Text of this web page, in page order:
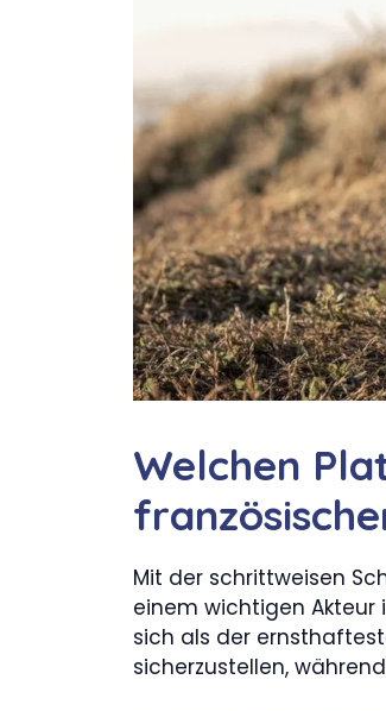
Welchen
Mit der schrittweisen
einem wichtigen Akteur
sich als der
sicherzustellen,